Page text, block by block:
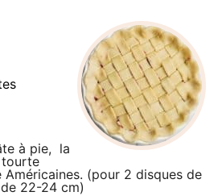
à pie, la
tourte
(pour 2 disques de
22-24 cm)